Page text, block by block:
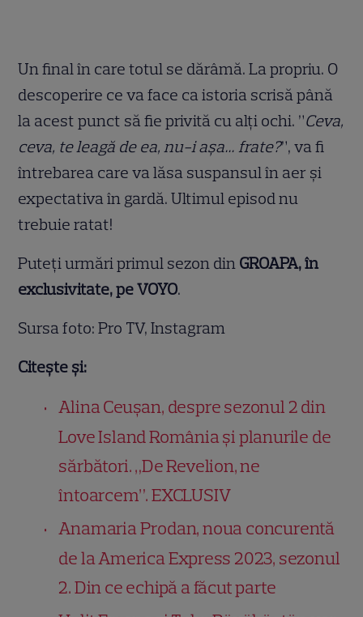
Un final în care totul se dărâmă. La propriu. O
descoperire ce va face ca istoria scrisă până
la acest punct să fie privită cu alți ochi. ”Ceva,
ceva, te leagă de ea, nu-i așa… frate?”, va fi
întrebarea care va lăsa suspansul în aer și
expectativa în gardă. Ultimul episod nu
trebuie ratat!
Puteți urmări primul sezon din GROAPA, în
exclusivitate, pe VOYO.
Sursa foto: Pro TV, Instagram
Citește și:
Alina Ceușan, despre sezonul 2 din
Love Island România și planurile de
sărbători. „De Revelion, ne
întoarcem”. EXCLUSIV
Anamaria Prodan, noua concurentă
de la America Express 2023, sezonul
2. Din ce echipă a făcut parte